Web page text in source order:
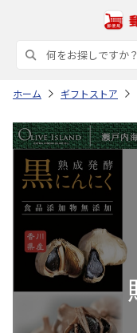
ホーム ギフトストア